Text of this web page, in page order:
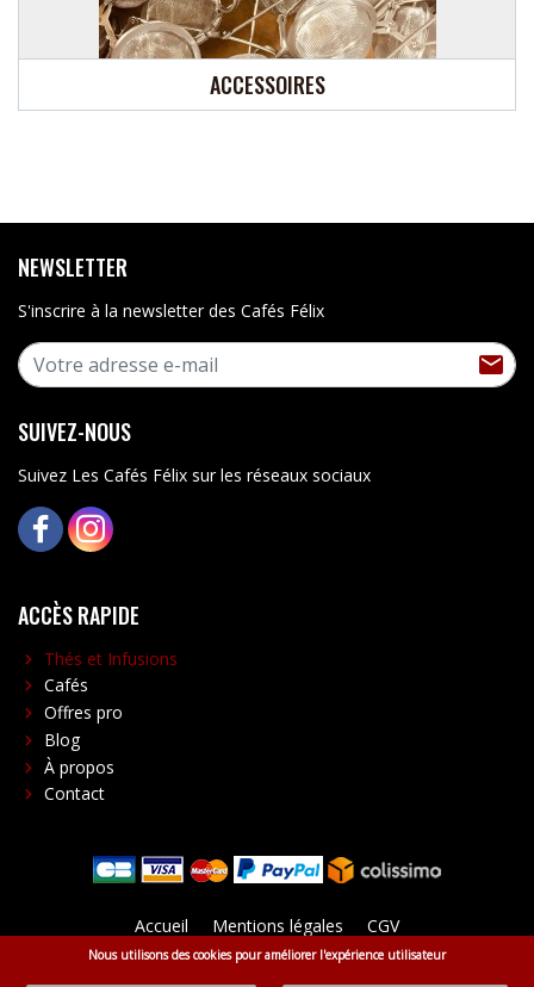
Nous utilisons des cookies pour améliorer l'expérience utilisateur
ACCESSOIRES
NEWSLETTER
S'inscrire à la newsletter des Cafés Félix

SUIVEZ-NOUS
Suivez Les Cafés Félix sur les réseaux sociaux
FACEBOOKINSTAGRAM
ACCÈS RAPIDE
Thés et Infusions
Cafés
Offres pro
Blog
À propos
Contact
Accueil Mentions légales
CGV
Politique de confidentialité
Livraison Plan du site